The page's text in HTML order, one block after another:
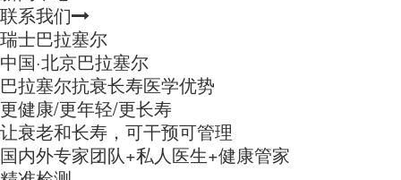
联系我们
瑞士巴拉塞尔
中国·北京巴拉塞尔
巴拉塞尔抗衰长寿医学优势
更健康/更年轻/更长寿
让衰老和长寿，可干预可管理
国内外专家团队+私人医生+健康管家